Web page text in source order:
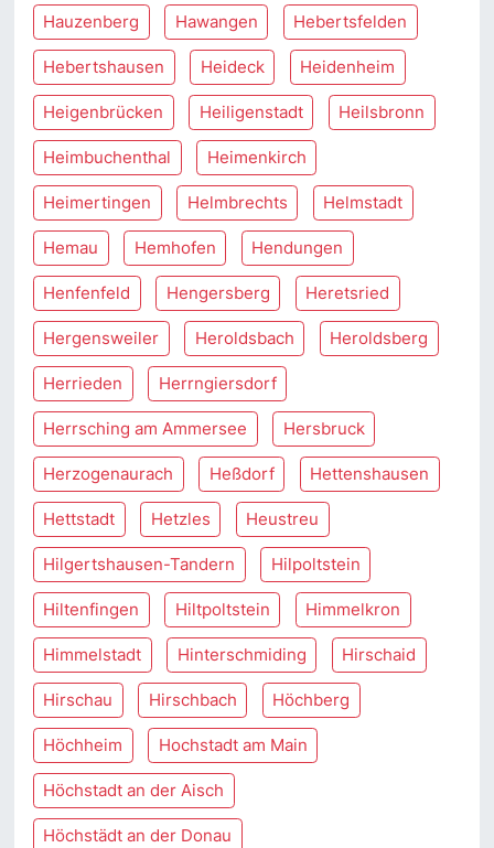
Hauzenberg Hawangen Hebertsfelden
Hebertshausen Heideck Heidenheim
Heigenbrücken Heiligenstadt Heilsbronn
Heimbuchenthal Heimenkirch
Heimertingen Helmbrechts Helmstadt
Hemau Hemhofen Hendungen
Henfenfeld Hengersberg Heretsried
Hergensweiler Heroldsbach Heroldsberg
Herrieden Herrngiersdorf
Herrsching am Ammersee Hersbruck
Herzogenaurach Heßdorf Hettenshausen
Hettstadt Hetzles Heustreu
Hilgertshausen-Tandern Hilpoltstein
Hiltenfingen Hiltpoltstein Himmelkron
Himmelstadt Hinterschmiding Hirschaid
Hirschau Hirschbach Höchberg
Höchheim Hochstadt am Main
Höchstadt an der Aisch
Höchstädt an der Donau